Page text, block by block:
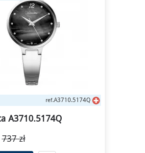
ref.A3710.5174Q
A3710.5174Q
737 zł